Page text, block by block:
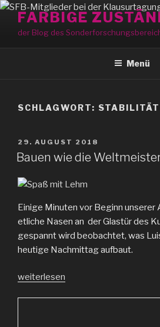
Zum
Inhalt
springen
FARBIGE
der Blog des
Menü
SCHLAGWORT: STABILITÄT
VERÖFFENTLICHT
AM
29. AUGUST 2018
Bauen wie die
Einige Minuten vor Beginn unserer
etliche Nasen an der Glastür des
gespannt wird beobachtet, was
heutige Nachmittag aufbaut.
„Bauen
weiterlesen